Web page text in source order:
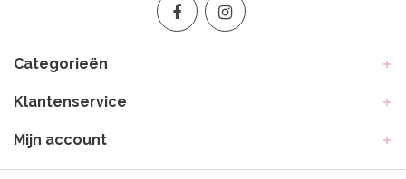
Categorieën
Klantenservice
Mijn account